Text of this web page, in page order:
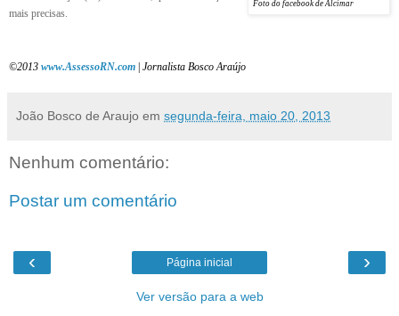
Foto do facebook de Alcimar
mais precisas.
©2013 www.AssessoRN.com | Jornalista Bosco Araújo
João Bosco de Araujo em segunda-feira, maio 20, 2013
Nenhum comentário:
Postar um comentário
‹ ›
Página inicial
Ver versão para a web